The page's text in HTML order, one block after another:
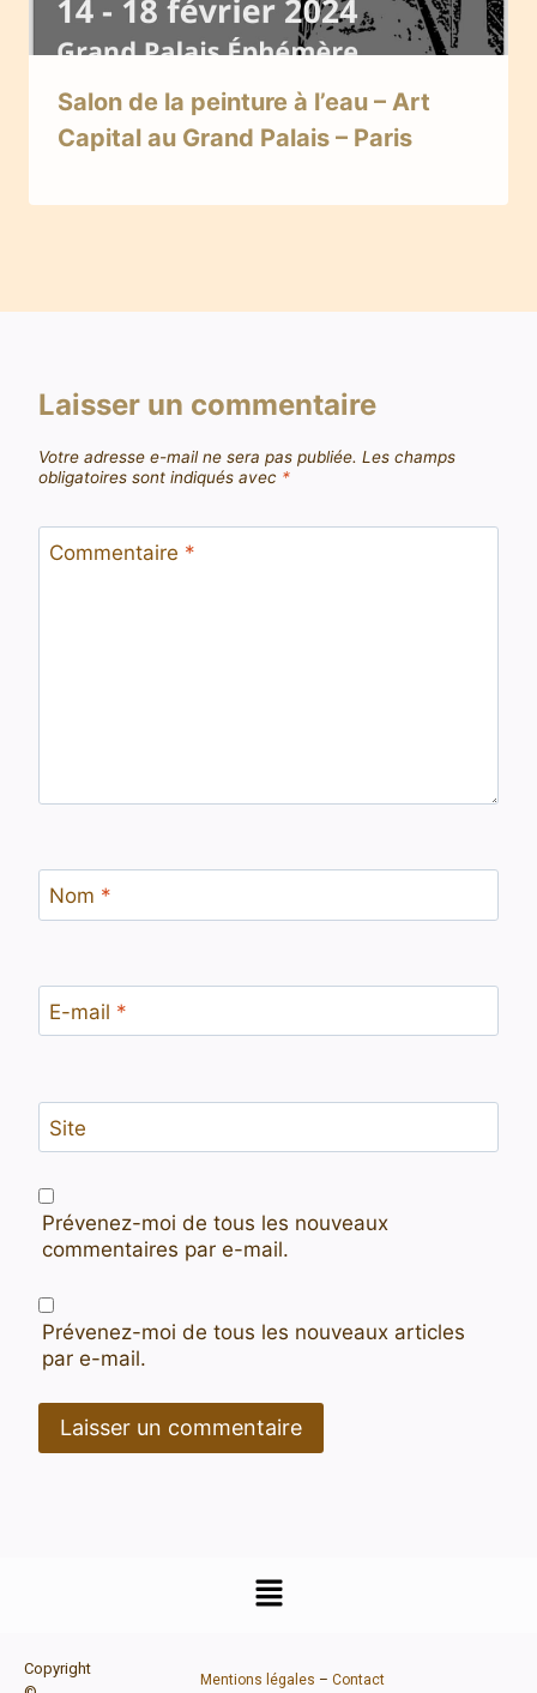
Salon de la peinture à l’eau – Art
Capital au Grand Palais – Paris
Laisser un commentaire
Votre adresse e-mail ne sera pas publiée. Les champs
obligatoires sont indiqués avec *
Commentaire *
Nom *
E-mail *
Site
Prévenez-moi de tous les nouveaux
commentaires par e-mail.
Prévenez-moi de tous les nouveaux articles
par e-mail.
Copyright
Mentions légales – Contact